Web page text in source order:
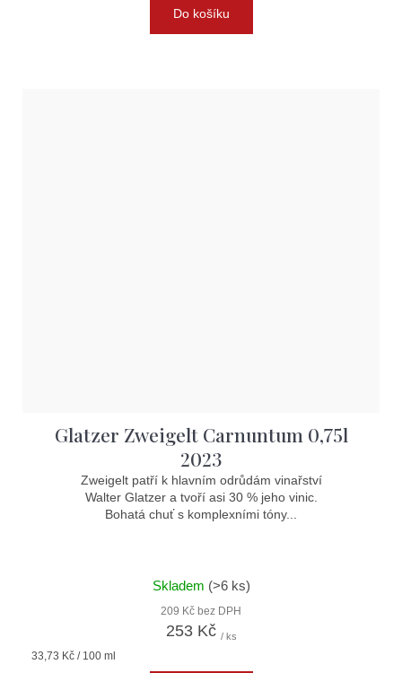
Do košíku
Glatzer Zweigelt Carnuntum 0,75l
2023
Zweigelt patří k hlavním odrůdám vinařství
Walter Glatzer a tvoří asi 30 % jeho vinic.
Bohatá chuť s komplexními tóny...
Skladem (>6 ks)
209 Kč bez DPH
253 Kč / ks
Měrná
33,73 Kč / 100 ml